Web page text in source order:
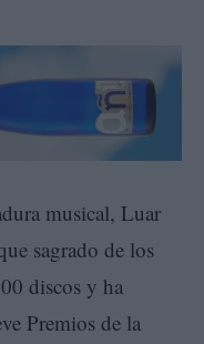
musical, Luar
sagrado de los
discos y ha
Premios de la